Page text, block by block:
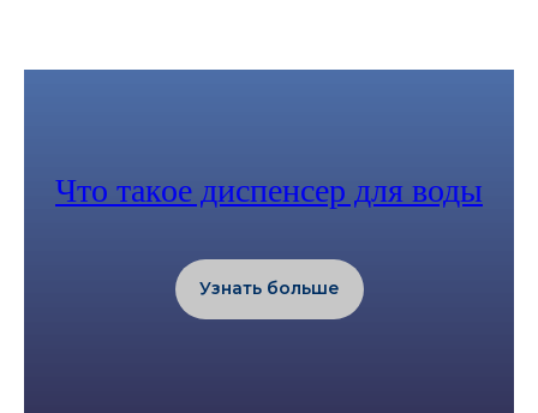
Что такое диспенсер для воды
Узнать больше